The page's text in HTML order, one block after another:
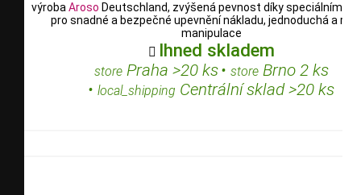
výroba Aroso Deutschland, zvýšená pevnost díky speciálním
pro snadné a bezpečné upevnění nákladu, jednoduchá a
manipulace
 Ihned skladem
storePraha >20 ks• storeBrno 2 ks
• local_shipping Centrální sklad >20 ks